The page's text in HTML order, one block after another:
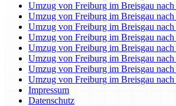
Umzug von Freiburg im Breisgau
Umzug von Freiburg im Breisgau
Umzug von Freiburg im Breisgau
Umzug von Freiburg im Breisgau nach
Umzug von Freiburg im Breisgau nach
Umzug von Freiburg im Breisgau
Umzug von Freiburg im Breisgau
Umzug von Freiburg im Breisgau nach
Impressum
Datenschutz